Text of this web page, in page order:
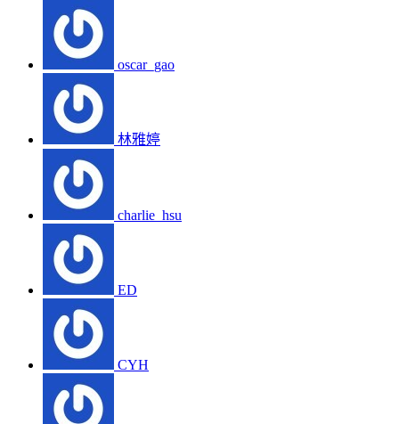
oscar_gao
林雅婷
charlie_hsu
ED
CYH